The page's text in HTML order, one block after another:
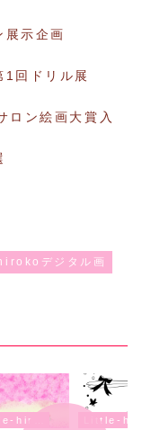
示企画
回ドリル展
ン絵画大賞入
デジタル画